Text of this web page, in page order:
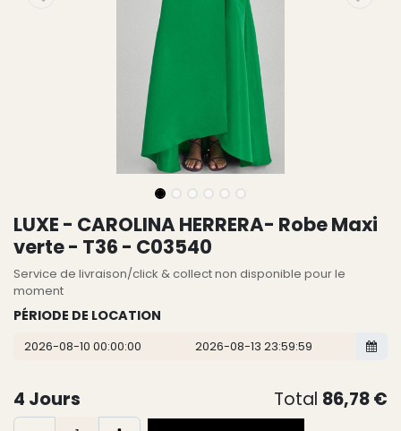
LUXE - CAROLINA HERRERA- Robe Maxi
verte - T36 - C03540
Service de livraison/click & collect non disponible pour le
moment
PÉRIODE DE LOCATION
4 Jours Total 86,78€